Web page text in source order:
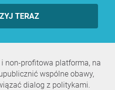
TERAZ
non-profitowa platforma, na
wspólne obawy,
dialog z politykami.